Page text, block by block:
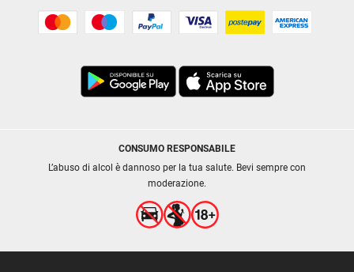
CONSUMO RESPONSABILE
L’abuso di alcol è dannoso per la tua salute. Bevi sempre con
moderazione.